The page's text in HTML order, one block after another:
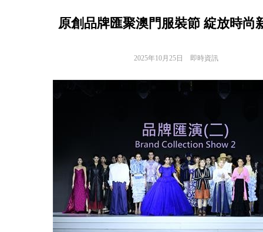
原創品牌匯聚澳門服裝節 綻放時尚
2025年10月25日 即時資訊